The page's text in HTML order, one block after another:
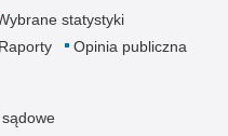
statystyki
Raporty Opinia publiczna